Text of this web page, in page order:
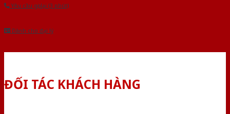
Yêu cầu gọi lại (3 phút)
Dành cho đại lý
ĐỐI TÁC KHÁCH HÀNG